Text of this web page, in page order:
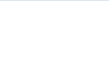
Nordic